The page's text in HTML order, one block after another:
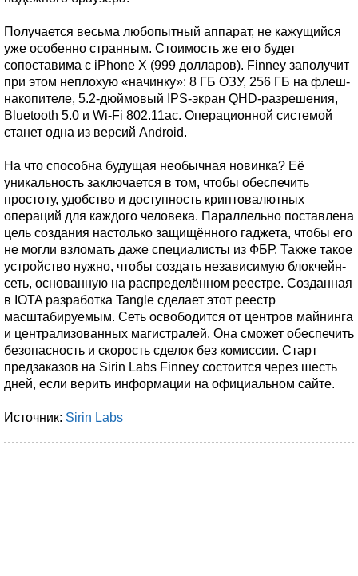
Получается весьма любопытный аппарат, не кажущийся
уже особенно странным. Стоимость же его будет
сопоставима с iPhone X (999 долларов). Finney заполучит
при этом неплохую «начинку»: 8 ГБ ОЗУ, 256 ГБ на флеш-
накопителе, 5.2-дюймовый IPS-экран QHD-разрешения,
Bluetooth 5.0 и Wi-Fi 802.11ac. Операционной системой
станет одна из версий Android.
На что способна будущая необычная новинка? Её
уникальность заключается в том, чтобы обеспечить
простоту, удобство и доступность криптовалютных
операций для каждого человека. Параллельно поставлена
цель создания настолько защищённого гаджета, чтобы его
не могли взломать даже специалисты из ФБР. Также такое
устройство нужно, чтобы создать независимую блокчейн-
сеть, основанную на распределённом реестре. Созданная
в IOTA разработка Tangle сделает этот реестр
масштабируемым. Сеть освободится от центров майнинга
и централизованных магистралей. Она сможет обеспечить
безопасность и скорость сделок без комиссии. Старт
предзаказов на Sirin Labs Finney состоится через шесть
дней, если верить информации на официальном сайте.
Источник: Sirin Labs